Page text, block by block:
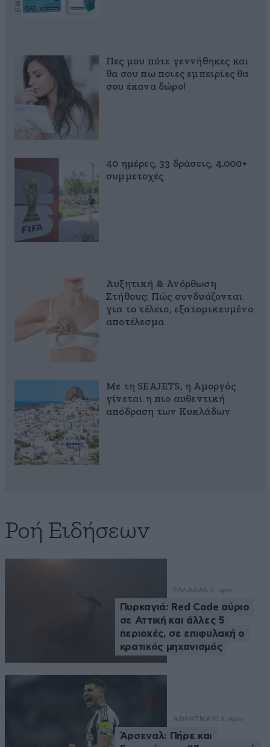
Πες μου πότε γεννήθηκες και
θα σου πω ποιες εμπειρίες θα
σου έκανα δώρο!
40 ημέρες, 33 δράσεις, 4.000+
συμμετοχές
Αυξητική & Ανόρθωση
Στήθους: Πώς συνδυάζονται
για το τέλειο, εξατομικευμένο
αποτέλεσμα
Με τη SEAJETS, η Αμοργός
γίνεται η πιο αυθεντική
απόδραση των Κυκλάδων
Ροή Ειδήσεων
ΕΛΛΑΔΑ6 λ. πριν
Πυρκαγιά: Red Code αύριο
σε Αττική και άλλες 5
περιοχές, σε επιφυλακή ο
κρατικός μηχανισμός
ΑΘΛΗΤΙΚΑ 10 λ. πριν
Άρσεναλ: Πήρε και